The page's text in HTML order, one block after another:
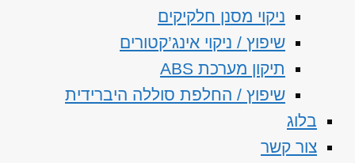
ניקוי מסנן חלקיקים
שיפוץ / ניקוי אינג’קטורים
תיקון מערכת ABS
שיפוץ / החלפת סוללה היברידית
בלוג
צור קשר